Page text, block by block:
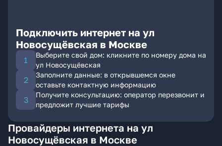
Подключить интернет на ул
Новосущёвская в Москве
Выберите свой дом: кликните по номеру дома на
ул Новосущёвская
Заполните данные: в открывшемся окне
оставьте контактную информацию
Получите консультацию: оператор перезвонит и
предложит лучшие тарифы
Провайдеры интернета на ул
Новосущёвская в Москве